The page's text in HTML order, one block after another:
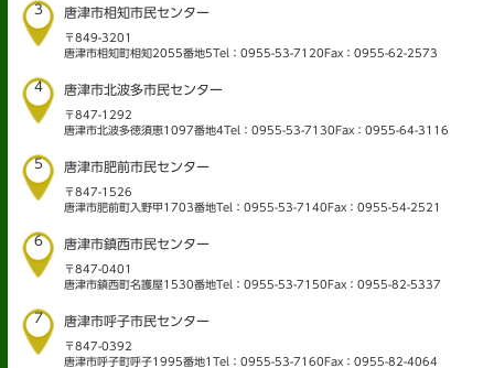
3 唐津市相知市民センター
〒849-3201
唐津市相知町相知2055番地5Tel：0955-53-7120 Fax：0955-62-2573
4 唐津市北波多市民センター
〒847-1292
唐津市北波多徳須恵1097番地4Tel：0955-53-7130 Fax：0955-64-3116
5 唐津市肥前市民センター
〒847-1526
唐津市肥前町入野甲1703番地Tel：0955-53-7140 Fax：0955-54-2521
6 唐津市鎮西市民センター
〒847-0401
唐津市鎮西町名護屋1530番地Tel：0955-53-7150 Fax：0955-82-5337
7 唐津市呼子市民センター
〒847-0392
唐津市呼子町呼子1995番地1 Tel：0955-53-7160 Fax：0955-82-4064